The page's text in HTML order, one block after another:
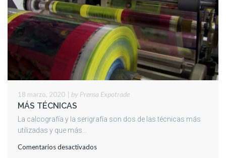
18 marzo, 2020 | by Prensa Expotrade
MÁS TÉCNICAS
La calcografía y la serigrafía son dos de las técnicas más
utilizadas y que más...
Comentarios desactivadosen